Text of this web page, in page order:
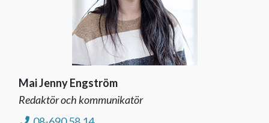
Mai Jenny Engström
Redaktör och kommunikatör